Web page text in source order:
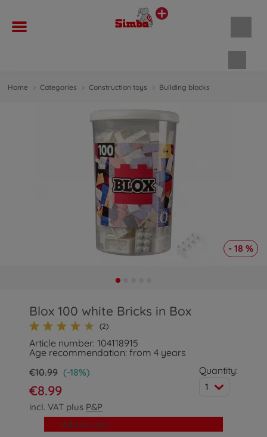
Home Categories Construction toys Building blocks
- 18 %
Blox 100 white Bricks in Box
(2)
Article number: 104118915
Age recommendation: from 4 years
€10.99 (-18%)
€8.99
incl. VAT plus P&P
Quantity:
1
Add to cart